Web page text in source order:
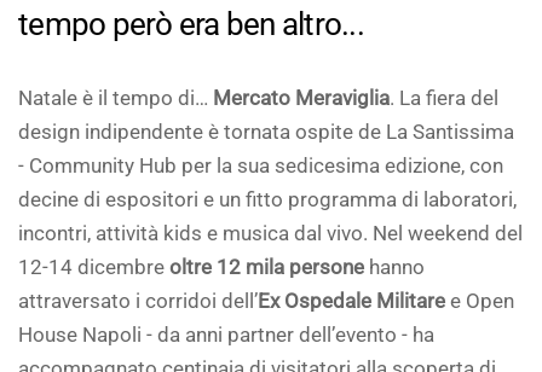
tempo però era ben altro...
Natale è il tempo di… Mercato Meraviglia. La fiera del
design indipendente è tornata ospite de La Santissima
- Community Hub per la sua sedicesima edizione, con
decine di espositori e un fitto programma di laboratori,
incontri, attività kids e musica dal vivo. Nel weekend del
12-14 dicembre oltre 12 mila persone hanno
attraversato i corridoi dell’Ex Ospedale Militare e Open
House Napoli - da anni partner dell’evento - ha